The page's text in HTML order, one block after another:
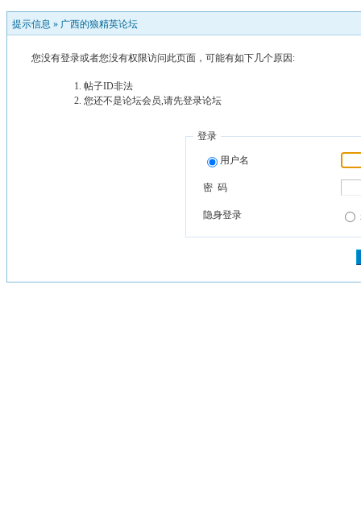
提示信息 » 广西的狼精英论坛
您没有登录或者您没有权限访问此页面，可能有如下几个原因:
帖子ID非法
您还不是论坛会员,请先登录论坛
登录
用户名
密 码
隐身登录